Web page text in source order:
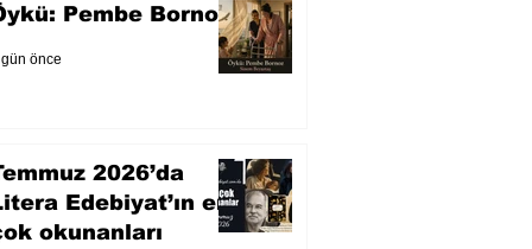
Pembe Bornoz
önce
2026’da
Edebiyat’ın en
okunanları